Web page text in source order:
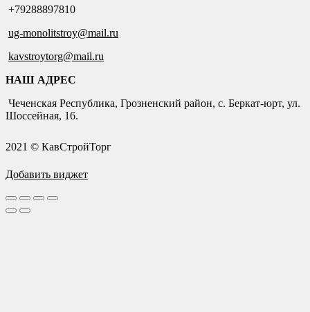
+79288897810
ug-monolitstroy@mail.ru
kavstroytorg@mail.ru
НАШ АДРЕС
Чеченская Республика, Грозненский район, с. Беркат-юрт, ул.
Шоссейная, 16.
2021 © КавСтройТорг
Добавить виджет